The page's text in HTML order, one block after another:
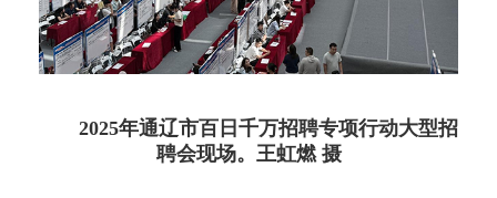
2025年通辽市百日千万招聘专项行动大型招
聘会现场。王虹燃 摄